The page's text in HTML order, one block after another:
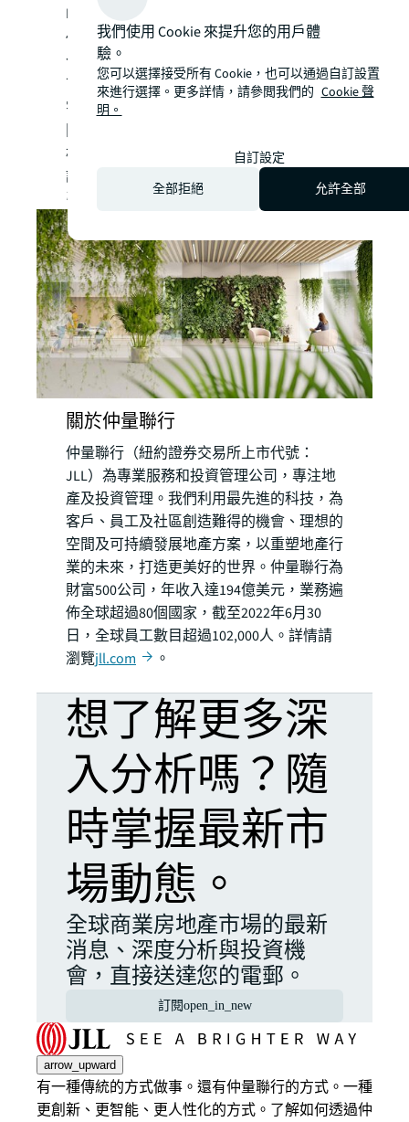
Hinge
們的工作場所，以適應寫字樓不斷變化的角
色，並重新優先考慮員工的健康福祉，我們
可以期望企業對於能讓員工增加投入感的寫
字樓設計元素，將更加重視並願意提高有關
標。」
請按此下載《2022/2023亞太區裝修成本指
引》。
關於仲量聯行
仲量聯行（紐約證券交易所上市代號：
JLL）為專業服務和投資管理公司，專注地
產及投資管理。我們利用最先進的科技，為
客戶、員工及社區創造難得的機會、理想的
空間及可持續發展地產方案，以重塑地產行
業的未來，打造更美好的世界。仲量聯行為
財富500公司，年收入達194億美元，業務遍
佈全球超過80個國家，截至2022年6月30
日，全球員工數目超過102,000人。詳情請
瀏覽jll.com 。
想了解更多深
入分析嗎？隨
時掌握最新市
場動態。
全球商業房地產市場的最新
消息、深度分析與投資機
會，直接送達您的電郵。
訂閱open_in_new
arrow_upward
有一種傳統的方式做事。還有仲量聯行的方式。一種
更創新、更智能、更人性化的方式。了解如何透過仲
我們使用 Cookie 來提升您的用戶體
驗。
您可以選擇接受所有 Cookie，也可以通過自訂設置
來進行選擇。更多詳情，請參閲我們的 Cookie 聲
明。
自訂設定
全部拒絕
允許全部